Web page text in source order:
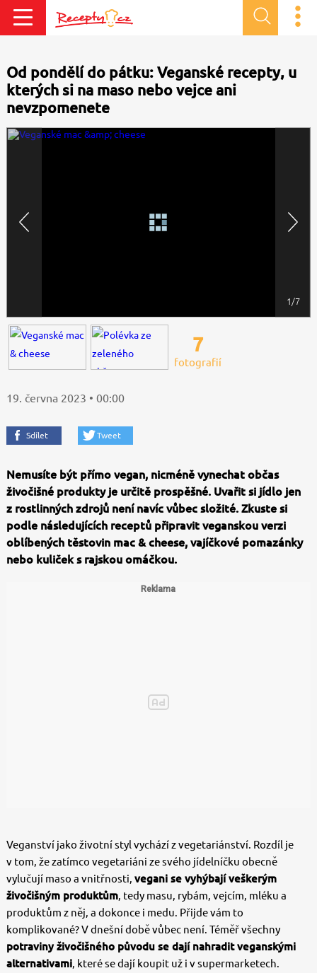
Od pondělí do pátku: Veganské recepty, u
kterých si na maso nebo vejce ani
nevzpomenete
1/7
7
fotografií
19. června 2023 • 00:00
Sdílet Tweet
Nemusíte být přímo vegan, nicméně vynechat občas
živočišné produkty je určitě prospěšné. Uvařit si jídlo jen
z rostlinných zdrojů není navíc vůbec složité. Zkuste si
podle následujících receptů připravit veganskou verzi
oblíbených těstovin mac & cheese, vajíčkové pomazánky
nebo kuliček s rajskou omáčkou.
Veganství jako životní styl vychází z vegetariánství. Rozdíl je
v tom, že zatímco vegetariáni ze svého jídelníčku obecně
vylučují maso a vnitřnosti, vegani se vyhýbají veškerým
živočišným produktům, tedy masu, rybám, vejcím, mléku a
produktům z něj, a dokonce i medu. Přijde vám to
komplikované? V dnešní době vůbec není. Téměř všechny
potraviny živočišného původu se dají nahradit veganskými
alternativami, které se dají koupit už i v supermarketech.